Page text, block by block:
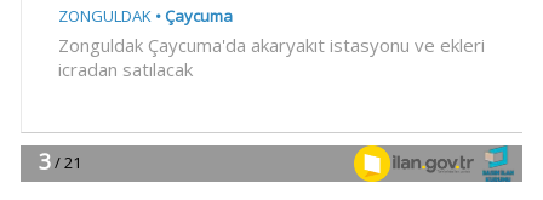
16:09Çin'de Dolphin tayfunu için